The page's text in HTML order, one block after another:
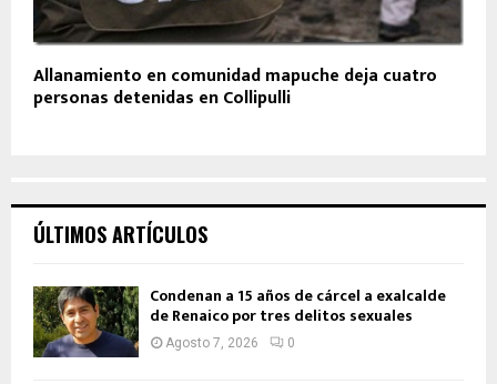
Allanamiento en comunidad mapuche deja cuatro
personas detenidas en Collipulli
ÚLTIMOS ARTÍCULOS
Condenan a 15 años de cárcel a exalcalde
de Renaico por tres delitos sexuales
Agosto 7, 2026 0